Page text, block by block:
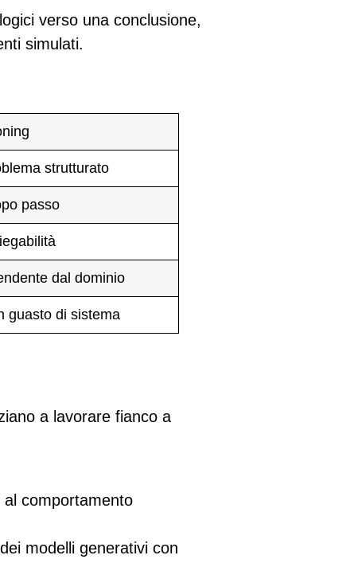
verso una conclusione,
simulati.
strutturato
passo
dal dominio
guasto di sistema
a lavorare fianco a
comportamento
modelli generativi con